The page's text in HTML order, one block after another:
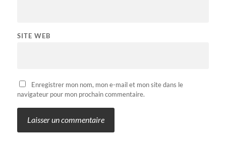
SITE WEB
Enregistrer mon nom, mon e-mail et mon site dans le
navigateur pour mon prochain commentaire.